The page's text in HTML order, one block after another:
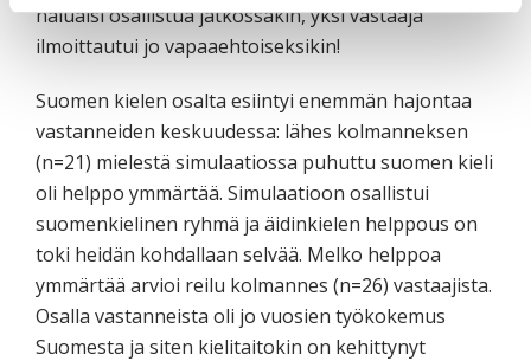
haluaisi osallistua jatkossakin, yksi vastaaja
ilmoittautui jo vapaaehtoiseksikin!
Suomen kielen osalta esiintyi enemmän hajontaa
vastanneiden keskuudessa: lähes kolmanneksen
(n=21) mielestä simulaatiossa puhuttu suomen kieli
oli helppo ymmärtää. Simulaatioon osallistui
suomenkielinen ryhmä ja äidinkielen helppous on
toki heidän kohdallaan selvää. Melko helppoa
ymmärtää arvioi reilu kolmannes (n=26) vastaajista.
Osalla vastanneista oli jo vuosien työkokemus
Suomesta ja siten kielitaitokin on kehittynyt